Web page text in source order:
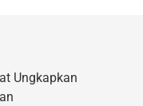
Ungkapkan